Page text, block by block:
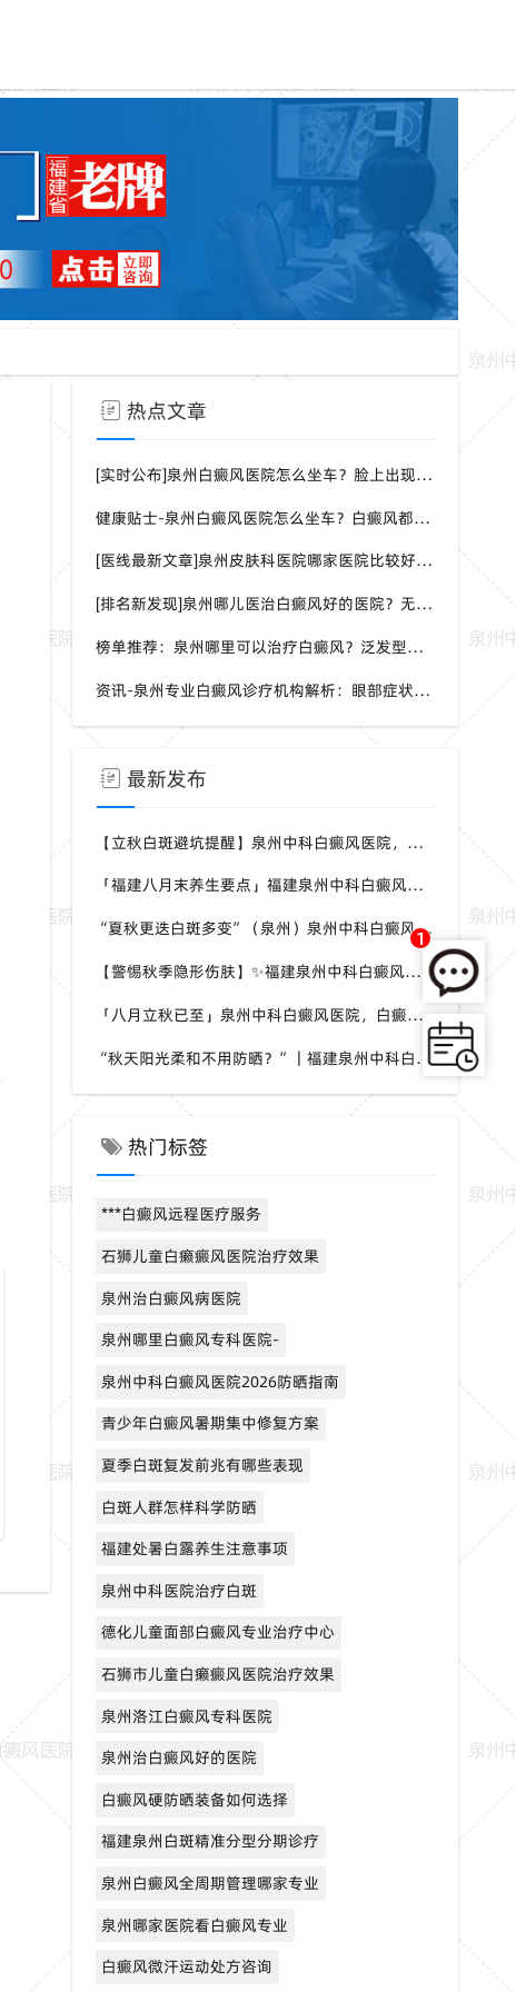
热点文章
[实时公布]泉州白癜风医院怎么坐车？脸上出现白点是什么病？
健康贴士-泉州白癜风医院怎么坐车？白癜风都是哪种症状呢？
[医线最新文章]泉州皮肤科医院哪家医院比较好？身上一片白一片白是怎么回事？
[排名新发现]泉州哪儿医治白癜风好的医院？无症状能检测白癜风吗？
榜单推荐：泉州哪里可以治疗白癜风？泛发型白癜风怎样治疗效果会更好？
资讯-泉州专业白癜风诊疗机构解析：眼部症状识别与科学干预方案
最新发布
【立秋白斑避坑提醒】泉州中科白癜风医院，白癜风换季养护，避开误区少走弯路
「福建八月末养生要点」福建泉州中科白癜风医院，白癜风，合理运动助力身体状态
“夏秋更迭白斑多变”（泉州）泉州中科白癜风医院，白癜风，早留意皮肤异常变化
【警惕秋季隐形伤肤】✨福建泉州中科白癜风医院，白癜风，秋风也会给皮肤带来刺激
「八月立秋已至」泉州中科白癜风医院，白癜风，夏秋交替做好养护，助力白斑维稳
“秋天阳光柔和不用防晒？”｜福建泉州中科白癜风医院，白癜风这个想法是错误的
热门标签
***白癜风远程医疗服务
石狮儿童白癞癜风医院治疗效果
泉州治白癜风病医院
泉州哪里白癜风专科医院-
泉州中科白癜风医院2026防晒指南
青少年白癜风暑期集中修复方案
夏季白斑复发前兆有哪些表现
白斑人群怎样科学防晒
福建处暑白露养生注意事项
泉州中科医院治疗白斑
德化儿童面部白癜风专业治疗中心
石狮市儿童白癞癜风医院治疗效果
泉州洛江白癜风专科医院
泉州治白癜风好的医院
白癜风硬防晒装备如何选择
福建泉州白斑精准分型分期诊疗
泉州白癜风全周期管理哪家专业
泉州哪家医院看白癜风专业
白癜风微汗运动处方咨询
1